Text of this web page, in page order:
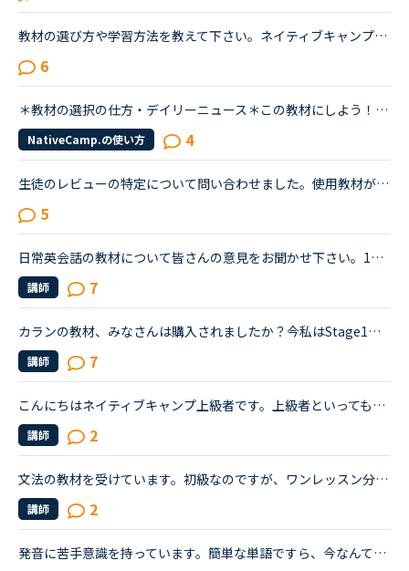
教材の選び方や学習方法を教えて下さい。ネイティブキャンプを始めて半年以上が経ちます。（ネイティブキャンプの前は別のオンライン英会話で1年やっていました。）最近はカランと教材を使ったレッスンを２コマや...
6
＊教材の選択の仕方・デイリーニュース＊この教材にしよう！と決めて、「教材変更」を押しても、教材が変更されないため、ホームボタンで戻り、そこから次回教材を決定しています。しかし、これにしよう！と決め...
NativeCamp.の使い方 4
生徒のレビューの特定について問い合わせました。使用教材が表記されてどの生徒のレビューかが、より特定されやすいのでは、と問い合わせました。ネイティブキャンプ会員様サポートセンターです。会員様を混乱さ...
5
日常英会話の教材について皆さんの意見をお聞かせ下さい。1週間前からNCを始め、毎日2-4コマ程度受講しています。TOEIC600程度、英会話もできないので、ある程度基礎から始めようと思っています。現在、日常英会...
講師 7
カランの教材、みなさんは購入されましたか？今私はStage1のnew workが終わり、Stage1の復習(Full stage revision?)を始めたところです。ちなみにすでに7回受講しています。2、3回前のレッスンから毎回講師の方か...
講師 7
こんにちはネイティブキャンプ上級者です。上級者といってもアレなんですが今回これを見た皆さんに質問します。私は今レッツゴーと言う教材をやっていますでもその教材を自分にぴったりなはずなのに教師が違う教...
講師 2
文法の教材を受けています。初級なのですが、ワンレッスン分の教材が少ないからすぐに最後のFree Conversationまで行ってしまいます。だけどFree Conversationで10分近く自由に話す実力もないです。でも、どの講...
講師 2
発音に苦手意識を持っています。簡単な単語ですら、今なんて言った？と聞き返されたり、文法や語彙はとりあえずokだから、発音をもっと伸ばした方が良いと言われたり…。教材やyoutube等で学習しても、自分が正し...